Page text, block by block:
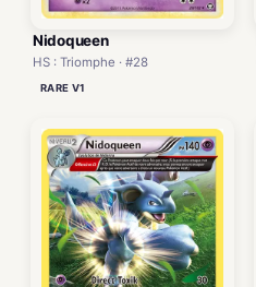
Nidoqueen
HS : Triomphe · #28
RARE V1